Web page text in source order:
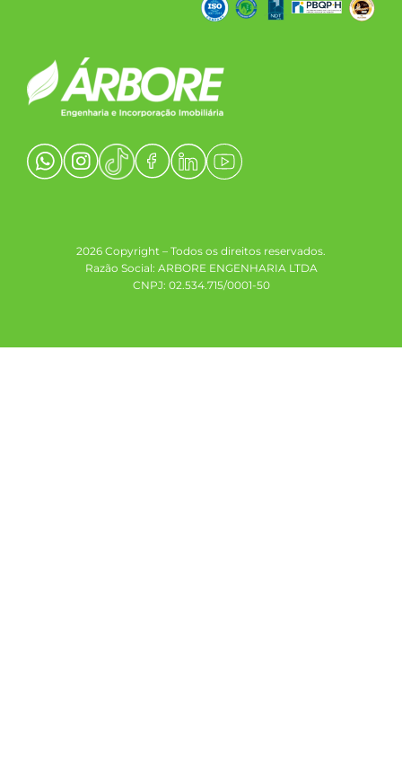
2026 Copyright – Todos os direitos reservados.
Razão Social: ARBORE ENGENHARIA LTDA
CNPJ: 02.534.715/0001-50